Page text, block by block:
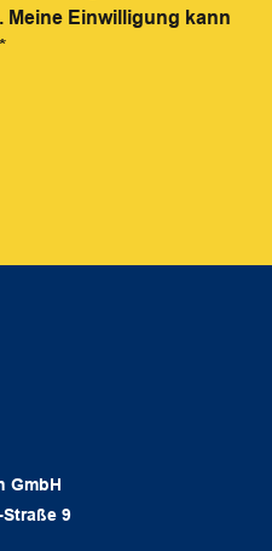
Meine Einwilligung kann
*
GmbH
9